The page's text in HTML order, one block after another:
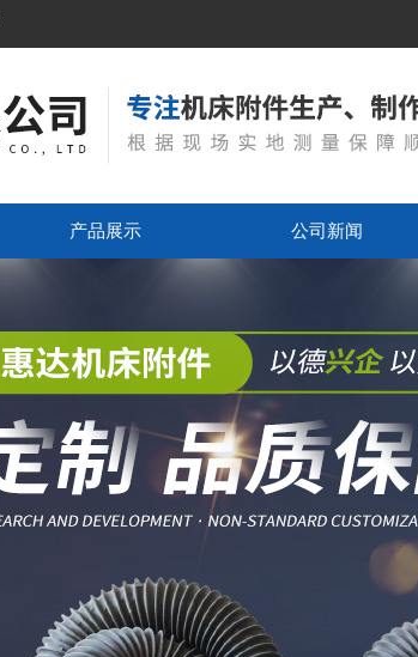
产品展示 公司新闻